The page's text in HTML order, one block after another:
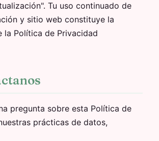
Tu uso continuado de
y sitio web constituye la
la Política de Privacidad
pregunta sobre esta Política de
prácticas de datos,